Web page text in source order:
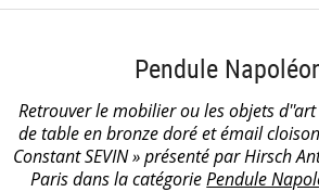
Pendule
Retrouver le mobilier ou les objets
de table en bronze doré et émail
Constant SEVIN » présenté par Hirsch
Paris dans la catégoriePendule